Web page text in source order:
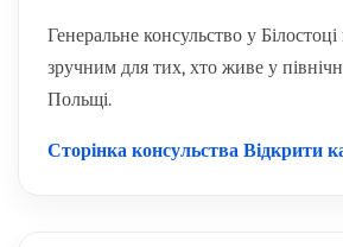
Генеральне консульство у
зручним для тих, хто живе у
Польщі.
Сторінка консульства Відкрити